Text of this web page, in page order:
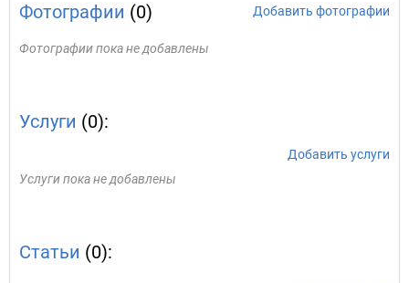
Фотографии (0) Добавить фотографии
Фотографии пока не добавлены
Услуги (0):
Добавить услуги
Услуги пока не добавлены
Статьи (0):